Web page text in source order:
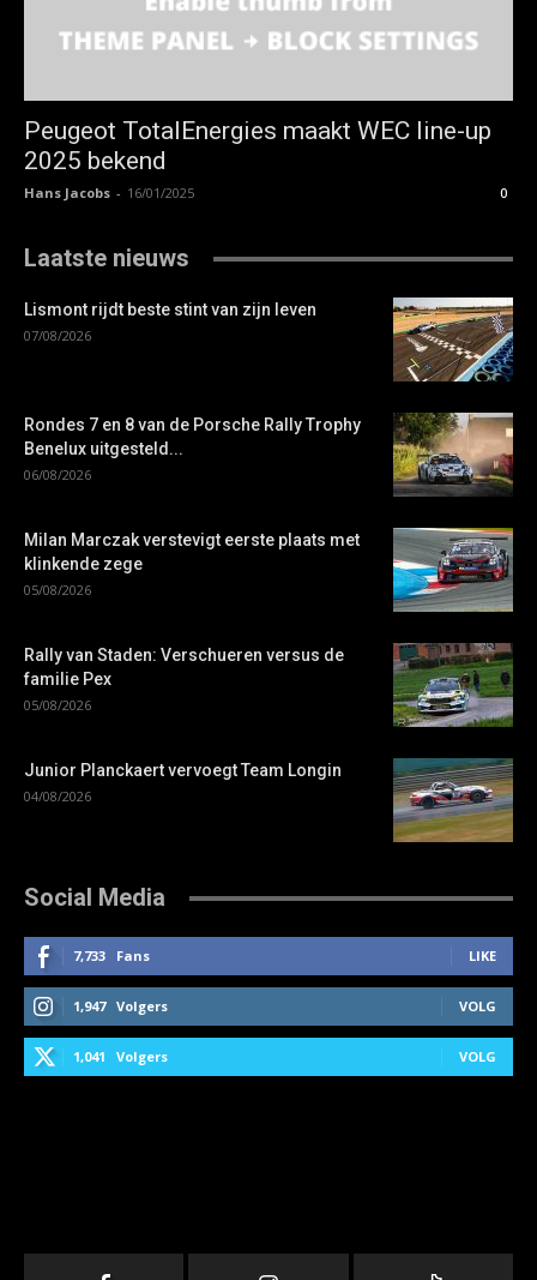
Peugeot TotalEnergies maakt WEC line-up
2025 bekend
Hans Jacobs - 16/01/2025 0
Laatste nieuws
Lismont rijdt beste stint van zijn leven
07/08/2026
Rondes 7 en 8 van de Porsche Rally Trophy
Benelux uitgesteld...
06/08/2026
Milan Marczak verstevigt eerste plaats met
klinkende zege
05/08/2026
Rally van Staden: Verschueren versus de
familie Pex
05/08/2026
Junior Planckaert vervoegt Team Longin
04/08/2026
Social Media
7,733 Fans LIKE
1,947 Volgers VOLG
1,041 Volgers VOLG